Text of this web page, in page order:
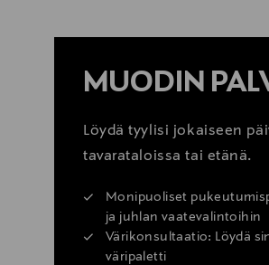
MUODIN
Löydä tyylisi jokaiseen
tavarataloissa tai etänä.
Monipuoliset
ja juhlan vaatevalintoihin
Värikonsultaatio: Löydä
väripaletti